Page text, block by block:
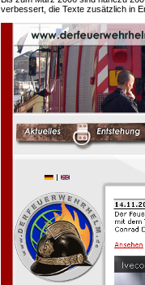
verbessert, die Texte zusätzlich in